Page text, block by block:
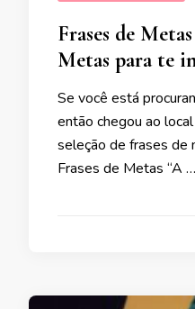
Frases de
Metas para te
Se você está
então chegou ao
seleção de frases de
Frases de Metas “A …